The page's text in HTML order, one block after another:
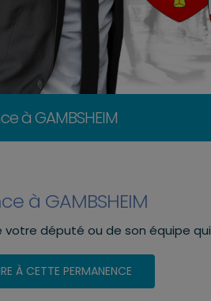
à GAMBSHEIM
à GAMBSHEIM
votre député ou de son équipe qui
À CETTE PERMANENCE